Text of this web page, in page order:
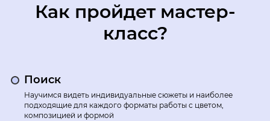
Как пройдет мастер-
класс?
Поиск
Научимся видеть индивидуальные сюжеты и наиболее
подходящие для каждого форматы работы с цветом,
композицией и формой